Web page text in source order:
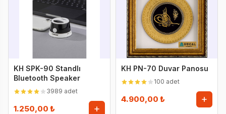
KH SPK-90 Standlı
Bluetooth Speaker
3989 adet
1.250,00 ₺
KH PN-70 Duvar Panosu
100 adet
4.900,00 ₺